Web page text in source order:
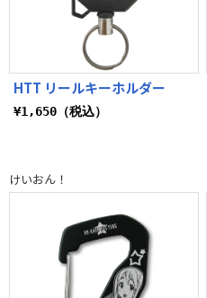
HTT リールキーホルダー
¥1,650（税込）
けいおん！